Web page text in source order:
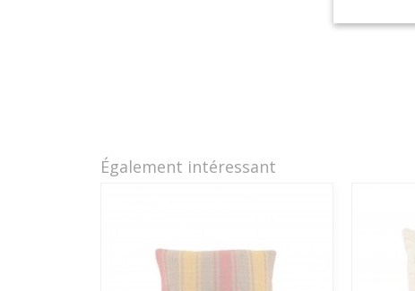
Également intéressant